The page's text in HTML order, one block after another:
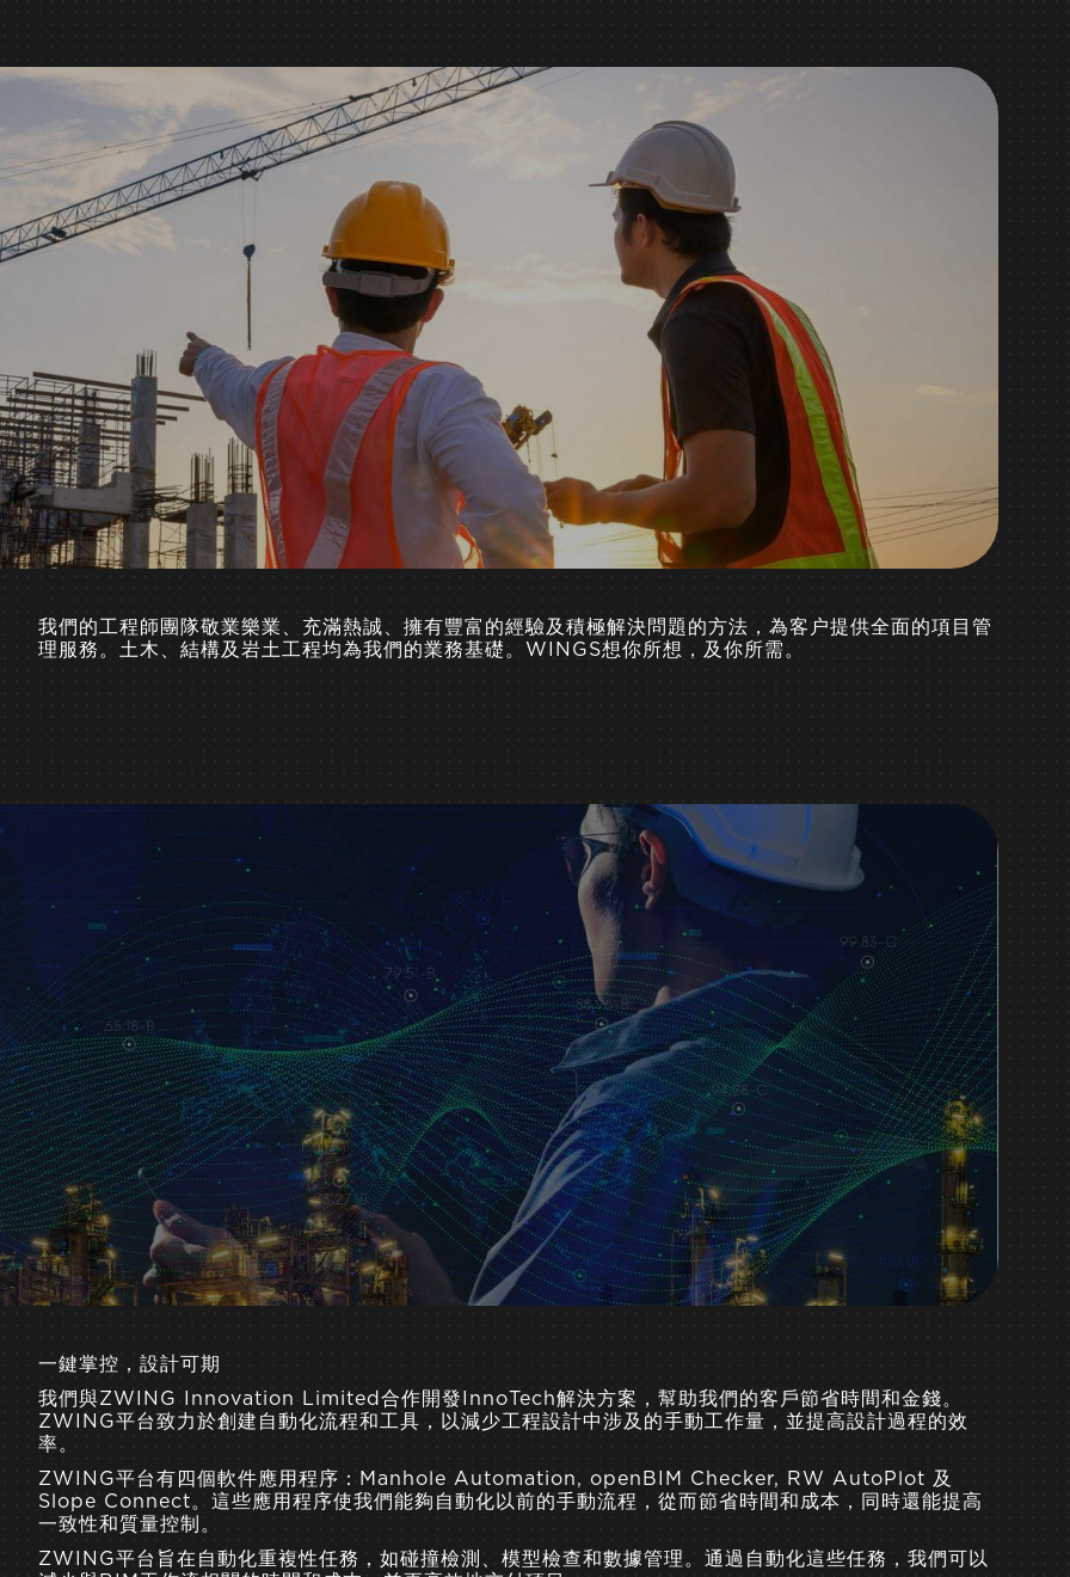
我們的工程師團隊敬業樂業、充滿熱誠、擁有豐富的經驗及積極解決問題的方法，為客户提供全面的項目管
理服務。土木、結構及岩土工程均為我們的業務基礎。WINGS想你所想，及你所需。
一鍵掌控，設計可期
我們與ZWING Innovation Limited合作開發InnoTech解決方案，幫助我們的客戶節省時間和金錢。
ZWING平台致力於創建自動化流程和工具，以減少工程設計中涉及的手動工作量，並提高設計過程的效
率。
ZWING平台有四個軟件應用程序：Manhole Automation, openBIM Checker, RW AutoPlot 及
Slope Connect。這些應用程序使我們能夠自動化以前的手動流程，從而節省時間和成本，同時還能提高
一致性和質量控制。
ZWING平台旨在自動化重複性任務，如碰撞檢測、模型檢查和數據管理。通過自動化這些任務，我們可以